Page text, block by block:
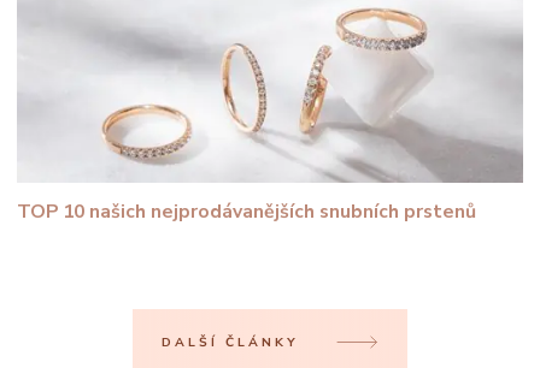
TOP 10 našich nejprodávanějších snubních prstenů